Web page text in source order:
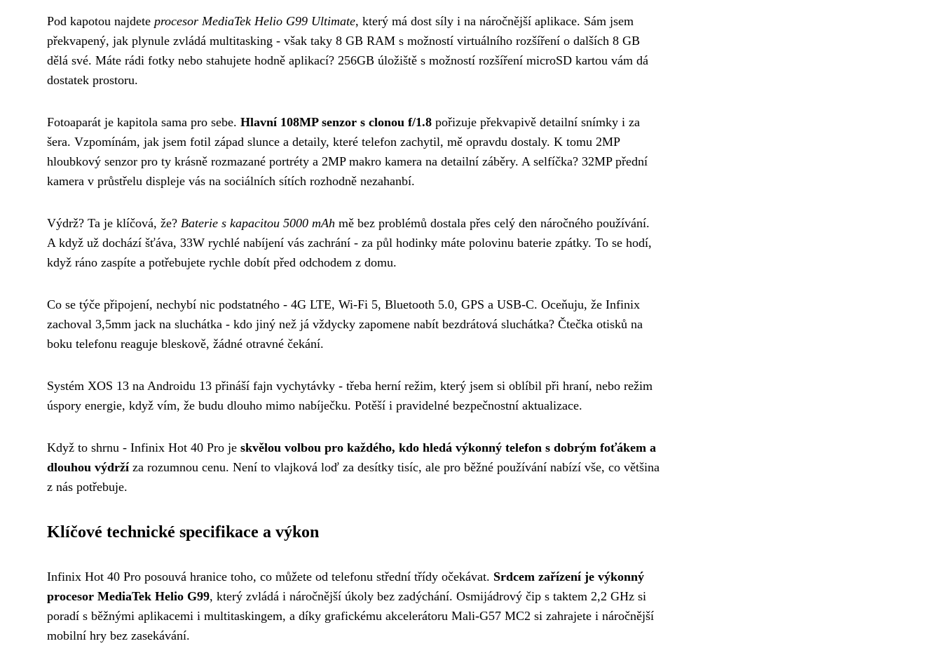
Pod kapotou najdete procesor MediaTek Helio G99 Ultimate, který má dost síly i na náročnější aplikace. Sám jsem
překvapený, jak plynule zvládá multitasking - však taky 8 GB RAM s možností virtuálního rozšíření o dalších 8 GB
dělá své. Máte rádi fotky nebo stahujete hodně aplikací? 256GB úložiště s možností rozšíření microSD kartou vám dá
dostatek prostoru.
Fotoaparát je kapitola sama pro sebe. Hlavní 108MP senzor s clonou f/1.8 pořizuje překvapivě detailní snímky i za
šera. Vzpomínám, jak jsem fotil západ slunce a detaily, které telefon zachytil, mě opravdu dostaly. K tomu 2MP
hloubkový senzor pro ty krásně rozmazané portréty a 2MP makro kamera na detailní záběry. A selfíčka? 32MP přední
kamera v průstřelu displeje vás na sociálních sítích rozhodně nezahanbí.
Výdrž? Ta je klíčová, že? Baterie s kapacitou 5000 mAh mě bez problémů dostala přes celý den náročného používání.
A když už dochází šťáva, 33W rychlé nabíjení vás zachrání - za půl hodinky máte polovinu baterie zpátky. To se hodí,
když ráno zaspíte a potřebujete rychle dobít před odchodem z domu.
Co se týče připojení, nechybí nic podstatného - 4G LTE, Wi-Fi 5, Bluetooth 5.0, GPS a USB-C. Oceňuju, že Infinix
zachoval 3,5mm jack na sluchátka - kdo jiný než já vždycky zapomene nabít bezdrátová sluchátka? Čtečka otisků na
boku telefonu reaguje bleskově, žádné otravné čekání.
Systém XOS 13 na Androidu 13 přináší fajn vychytávky - třeba herní režim, který jsem si oblíbil při hraní, nebo režim
úspory energie, když vím, že budu dlouho mimo nabíječku. Potěší i pravidelné bezpečnostní aktualizace.
Když to shrnu - Infinix Hot 40 Pro je skvělou volbou pro každého, kdo hledá výkonný telefon s dobrým foťákem a
dlouhou výdržíza rozumnou cenu. Není to vlajková loď za desítky tisíc, ale pro běžné používání nabízí vše, co většina
z nás potřebuje.
Klíčové technické specifikace a výkon
Infinix Hot 40 Pro posouvá hranice toho, co můžete od telefonu střední třídy očekávat. Srdcem zařízení je výkonný
procesor MediaTek Helio G99, který zvládá i náročnější úkoly bez zadýchání. Osmijádrový čip s taktem 2,2 GHz si
poradí s běžnými aplikacemi i multitaskingem, a díky grafickému akcelerátoru Mali-G57 MC2 si zahrajete i náročnější
mobilní hry bez zasekávání.